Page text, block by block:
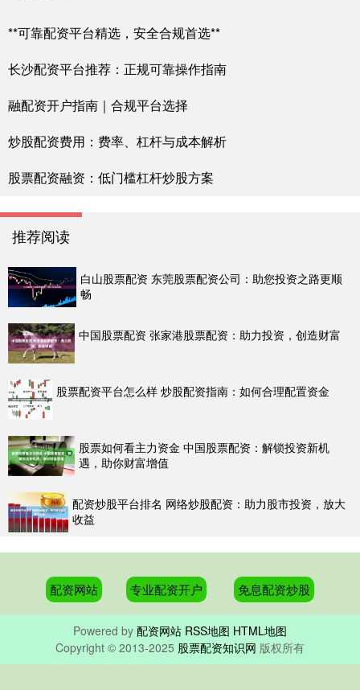
**可靠配资平台精选，安全合规首选**
长沙配资平台推荐：正规可靠操作指南
融配资开户指南｜合规平台选择
炒股配资费用：费率、杠杆与成本解析
股票配资融资：低门槛杠杆炒股方案
推荐阅读
白山股票配资 东莞股票配资公司：助您投资之路更顺
畅
中国股票配资 张家港股票配资：助力投资，创造财富
股票配资平台怎么样 炒股配资指南：如何合理配置资金
股票如何看主力资金 中国股票配资：解锁投资新机
遇，助你财富增值
配资炒股平台排名 网络炒股配资：助力股市投资，放大
收益
配资网站 专业配资开户 免息配资炒股
Powered by 配资网站 RSS地图 HTML地图
Copyright © 2013-2025 股票配资知识网 版权所有